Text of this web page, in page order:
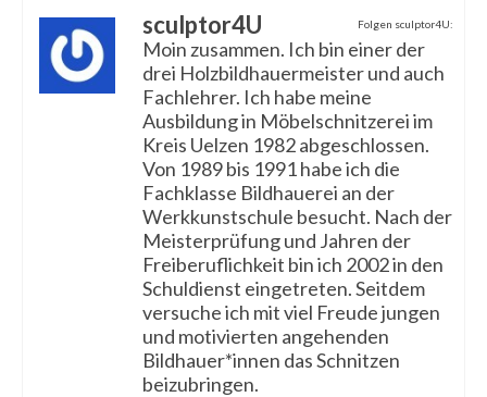
Folgen sculptor4U:
sculptor4U
Moin zusammen. Ich bin einer der
drei Holzbildhauermeister und auch
Fachlehrer. Ich habe meine
Ausbildung in Möbelschnitzerei im
Kreis Uelzen 1982 abgeschlossen.
Von 1989 bis 1991 habe ich die
Fachklasse Bildhauerei an der
Werkkunstschule besucht. Nach der
Meisterprüfung und Jahren der
Freiberuflichkeit bin ich 2002 in den
Schuldienst eingetreten. Seitdem
versuche ich mit viel Freude jungen
und motivierten angehenden
Bildhauer*innen das Schnitzen
beizubringen.